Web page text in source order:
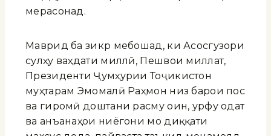
мерасонад.
Маврид ба зикр мебошад, ки Асосгузори
сулҳу ваҳдати миллӣ, Пешвои миллат,
Президенти Ҷумҳурии Тоҷикистон
муҳтарам Эмомалӣ Раҳмон низ барои пос
ва гиромӣ доштани расму оин, урфу одат
ва анъанаҳои ниёгони мо диққати